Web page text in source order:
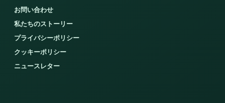
お問い合わせ
私たちのストーリー
プライバシーポリシー
クッキーポリシー
ニュースレター